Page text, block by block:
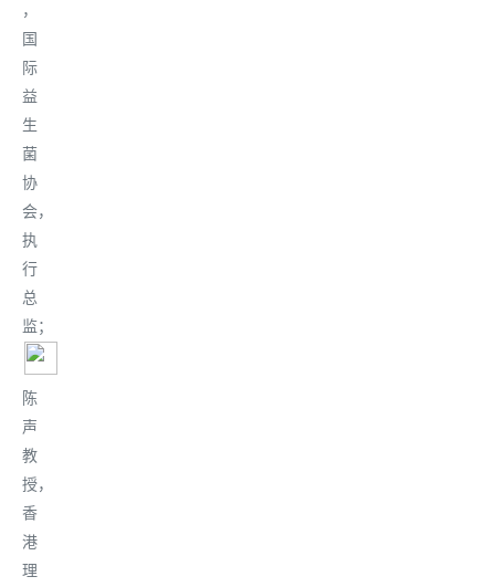
，
国
际
益
生
菌
协
会，
执
行
总
监；
陈
声
教
授，
香
港
理